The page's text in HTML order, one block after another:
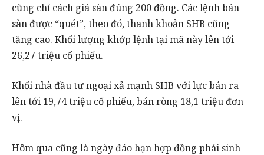
cũng chỉ cách giá sàn đúng 200 đồng. Các lệnh bán
sàn được “quét”, theo đó, thanh khoản SHB cũng
tăng cao. Khối lượng khớp lệnh tại mã này lên tới
26,27 triệu cổ phiếu.
Khối nhà đầu tư ngoại xả mạnh SHB với lực bán ra
lên tới 19,74 triệu cổ phiếu, bán ròng 18,1 triệu đơn
vị.
Hôm qua cũng là ngày đáo hạn hợp đồng phái sinh